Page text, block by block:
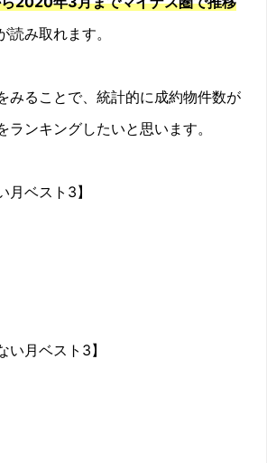
-9.6%
-9.1%
読み取れます。
みることで、統計的に成約物件数が
ランキングしたいと思います。
月ベスト3】
い月ベスト3】